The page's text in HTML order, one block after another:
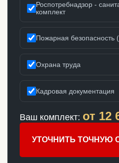
Роспотребнадзор -
комплект
Пожарная
Охрана труда
Кадровая документация
Ваш комплект: от 12
УТОЧНИТЬ ТОЧНУЮ